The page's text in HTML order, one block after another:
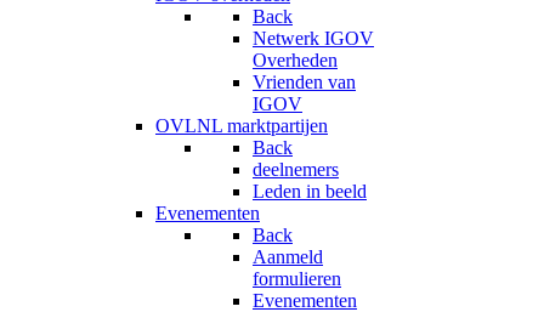
Back
Netwerk IGOV
Overheden
Vrienden van
IGOV
OVLNL marktpartijen
Back
deelnemers
Leden in beeld
Evenementen
Back
Aanmeld
formulieren
Evenementen